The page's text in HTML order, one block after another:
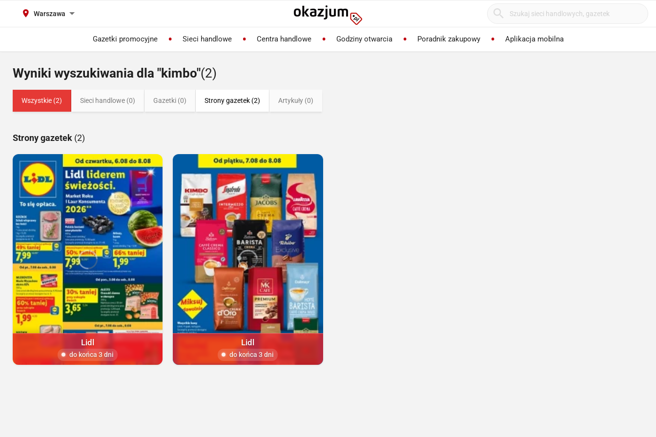
Warszawa
Gazetki promocyjne Sieci handlowe Centra handlowe Godziny otwarcia Poradnik zakupowy Aplikacja mobilna
Wyniki wyszukiwania dla "kimbo"(2)
Wszystkie (2) Sieci handlowe (0) Gazetki (0) Strony gazetek (2) Artykuły (0)
Strony gazetek (2)
Lidl
do końca 3 dni
Lidl
do końca 3 dni